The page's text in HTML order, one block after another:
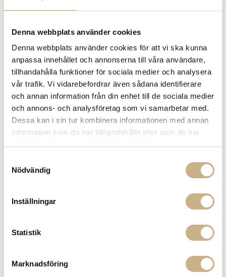
Denna webbplats använder cookies
Denna webbplats använder cookies för att vi ska kunna
anpassa innehållet och annonserna till våra användare,
tillhandahålla funktioner för sociala medier och analysera
vår trafik. Vi vidarebefordrar även sådana identifierare
och annan information från din enhet till de sociala medier
och annons- och analysföretag som vi samarbetar med.
Dessa kan i sin tur kombinera informationen med annan
information som du har tillhandahållit eller som de har
Nödvändig
Inställningar
Statistik
Marknadsföring
Fri frakt på mindra varor vid köp över 1000:-
FRÅGA OSS OM PRODUKTEN